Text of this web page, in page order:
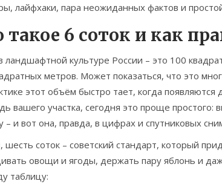
лайфхаки, пара неожиданных фактов и
такое 6 соток и как
ландшафтной культуре России – это 100
метров. Может показаться, что это
этот объём быстро тает, когда
вашего участка, сегодня это проще простого:
– и вот она, правда, в цифрах и спутниковых
шесть соток – советский стандарт, который
овощи и ягоды, держать пару яблонь и
таблицу: